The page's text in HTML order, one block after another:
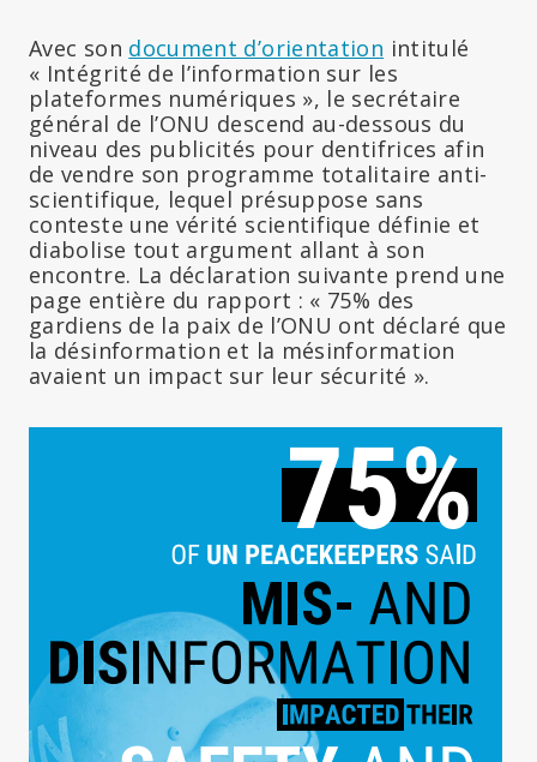
Avec son document d’orientation intitulé
« Intégrité de l’information sur les
plateformes numériques », le secrétaire
général de l’ONU descend au-dessous du
niveau des publicités pour dentifrices afin
de vendre son programme totalitaire anti-
scientifique, lequel présuppose sans
conteste une vérité scientifique définie et
diabolise tout argument allant à son
encontre. La déclaration suivante prend une
page entière du rapport : « 75% des
gardiens de la paix de l’ONU ont déclaré que
la désinformation et la mésinformation
avaient un impact sur leur sécurité ».